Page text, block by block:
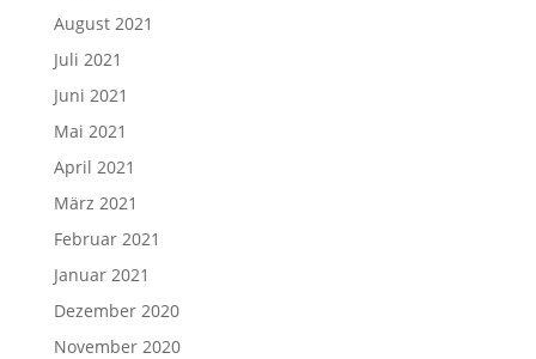
August 2021
Juli 2021
Juni 2021
Mai 2021
April 2021
März 2021
Februar 2021
Januar 2021
Dezember 2020
November 2020